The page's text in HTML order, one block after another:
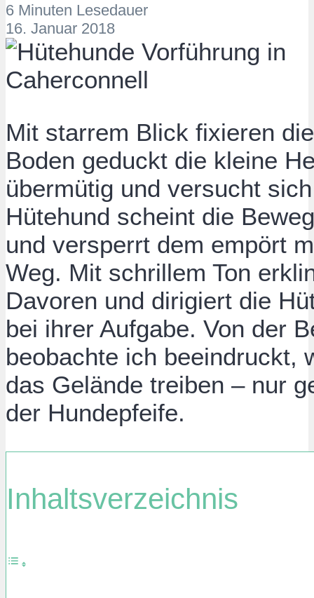
6 Minuten Lesedauer
16. Januar 2018
Mit starrem Blick fixieren
Boden geduckt die kleine
übermütig und versucht
Hütehund scheint die
und versperrt dem empört
Weg. Mit schrillem Ton
Davoren und dirigiert die
bei ihrer Aufgabe. Von der
beobachte ich beeindruckt,
das Gelände treiben – nur
der Hundepfeife.
Inhaltsverzeichnis